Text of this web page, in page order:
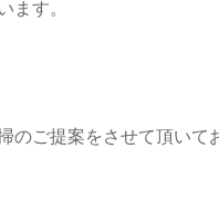
ます。
のご提案をさせて頂いて